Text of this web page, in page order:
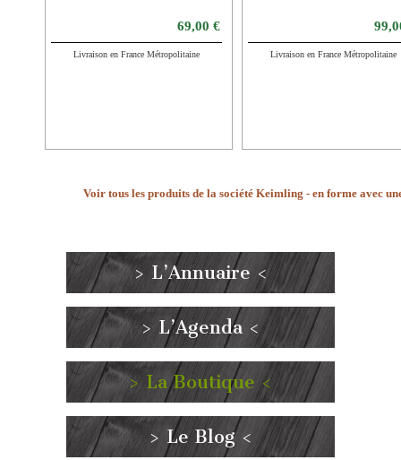
69,00 €
Livraison en France Métropolitaine Livraison en France Métropolitaine
Voir tous les produits de la société Keimling - en forme avec
> L’Annuaire <
> L’Agenda <
> La Boutique <
> Le Blog <